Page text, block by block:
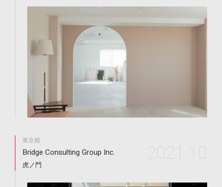
東京都
Bridge Consulting Group Inc.
虎ノ門 2021.10